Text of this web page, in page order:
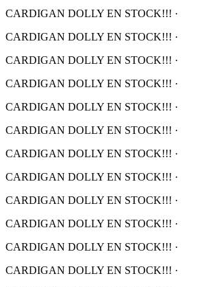
CARDIGAN DOLLY EN STOCK!!! ·
CARDIGAN DOLLY EN STOCK!!! ·
CARDIGAN DOLLY EN STOCK!!! ·
CARDIGAN DOLLY EN STOCK!!! ·
CARDIGAN DOLLY EN STOCK!!! ·
CARDIGAN DOLLY EN STOCK!!! ·
CARDIGAN DOLLY EN STOCK!!! ·
CARDIGAN DOLLY EN STOCK!!! ·
CARDIGAN DOLLY EN STOCK!!! ·
CARDIGAN DOLLY EN STOCK!!! ·
CARDIGAN DOLLY EN STOCK!!! ·
CARDIGAN DOLLY EN STOCK!!! ·